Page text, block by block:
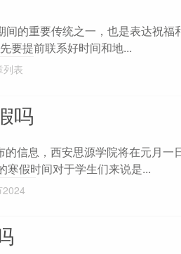
的重要传统之一，也是表达祝福
要提前联系好时间和地...
列表
吗
信息，西安思源学院将在元月一
寒假时间对于学生们来说是...
2024